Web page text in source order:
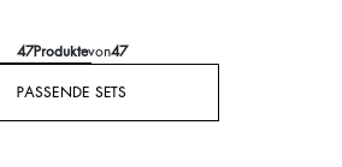
47Produktevon47
PASSENDE SETS